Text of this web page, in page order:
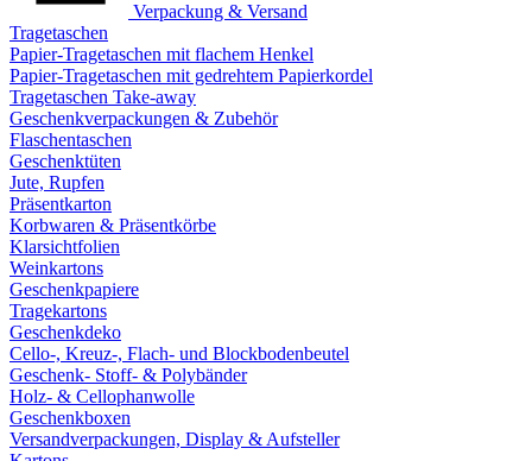
Verpackung & Versand
Tragetaschen
Papier-Tragetaschen mit flachem Henkel
Papier-Tragetaschen mit gedrehtem Papierkordel
Tragetaschen Take-away
Geschenkverpackungen & Zubehör
Flaschentaschen
Geschenktüten
Jute, Rupfen
Präsentkarton
Korbwaren & Präsentkörbe
Klarsichtfolien
Weinkartons
Geschenkpapiere
Tragekartons
Geschenkdeko
Cello-, Kreuz-, Flach- und Blockbodenbeutel
Geschenk- Stoff- & Polybänder
Holz- & Cellophanwolle
Geschenkboxen
Versandverpackungen, Display & Aufsteller